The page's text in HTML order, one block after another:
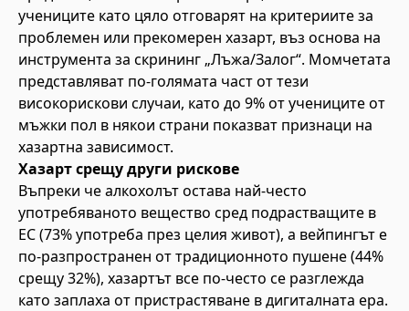
учениците като цяло отговарят на критериите за
проблемен или прекомерен хазарт, въз основа на
инструмента за скрининг „Лъжа/Залог“. Момчетата
представляват по-голямата част от тези
високорискови случаи, като до 9% от учениците от
мъжки пол в някои страни показват признаци на
хазартна зависимост.
Хазарт срещу други рискове
Въпреки че алкохолът остава най-често
употребяваното вещество сред подрастващите в
ЕС (73% употреба през целия живот), а вейпингът е
по-разпространен от традиционното пушене (44%
срещу 32%), хазартът все по-често се разглежда
като заплаха от пристрастяване в дигиталната ера.